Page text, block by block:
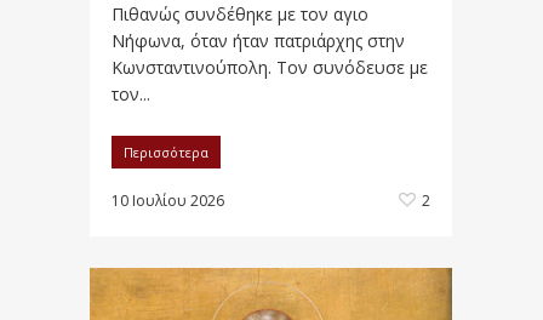
Πιθανώς συνδέθηκε με τον αγιο
Νήφωνα, όταν ήταν πατριάρχης στην
Κωνσταντινούπολη. Τον συνόδευσε με
τον...
Περισσότερα
10 Ιουλίου 2026 2